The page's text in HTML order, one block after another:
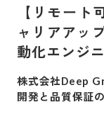
【リモート
ャリアアッ
動化エンジ
株式会社Deep
開発と品質保証